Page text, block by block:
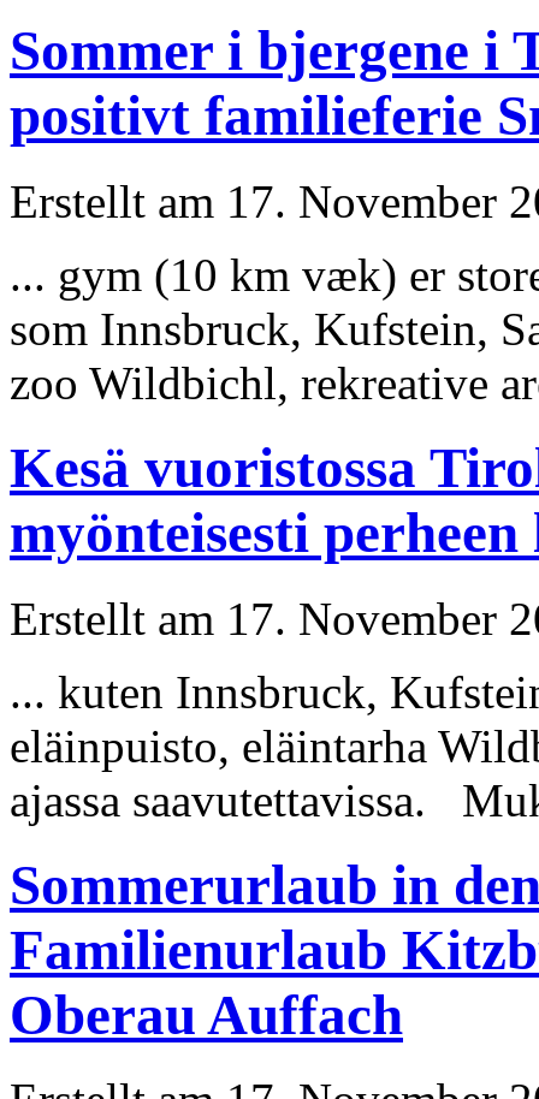
Sommer i bjergene i
positivt familieferie
Erstellt am 17. November
... gym (10 km væk) er
som Innsbruck, Kufstein,
zoo Wildbichl, rekreative
Kesä vuoristossa
myönteisesti
Erstellt am 17. November
... kuten Innsbruck,
eläinpuisto, eläintarha
ajassa saavutettavissa.
Sommerurlaub in
Familienurlaub
Oberau Auffach